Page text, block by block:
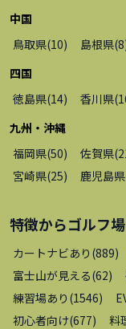
中国
鳥取県(10) 島根県(8
四国
徳島県(14) 香川県(
九州・沖縄
福岡県(50) 佐賀県(
宮崎県(25) 鹿児島県
特徴からゴルフ場
カートナビあり (889)
富士山が見える(62)
練習場あり (1546)
初心者向け(677) 料